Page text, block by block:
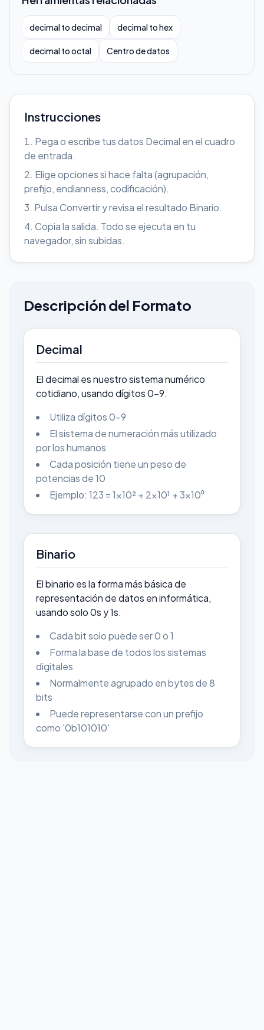
decimal to decimal decimal to hex
decimal to octal Centro de datos
Instrucciones
Pega o escribe tus datos Decimal en el cuadro
de entrada.
Elige opciones si hace falta (agrupación,
prefijo, endianness, codificación).
Pulsa Convertir y revisa el resultado Binario.
Copia la salida. Todo se ejecuta en tu
navegador, sin subidas.
Descripción del Formato
Decimal
El decimal es nuestro sistema numérico
cotidiano, usando dígitos 0-9.
Utiliza dígitos 0-9
El sistema de numeración más utilizado
por los humanos
Cada posición tiene un peso de
potencias de 10
Ejemplo: 123 = 1×10² + 2×10¹ + 3×10⁰
Binario
El binario es la forma más básica de
representación de datos en informática,
usando solo 0s y 1s.
Cada bit solo puede ser 0 o 1
Forma la base de todos los sistemas
digitales
Normalmente agrupado en bytes de 8
bits
Puede representarse con un prefijo
como '0b101010'